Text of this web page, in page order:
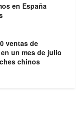
en España
ventas de
un mes de julio
chinos